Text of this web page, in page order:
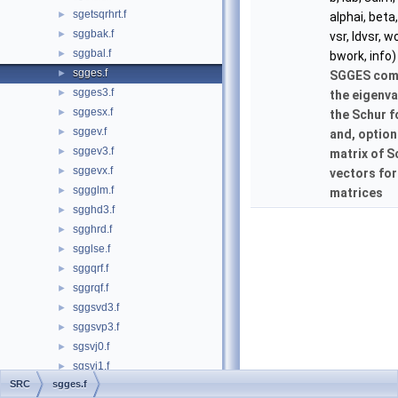
► sgetsqrhrt.f
► sggbak.f
► sggbal.f
► sgges.f
► sgges3.f
► sggesx.f
► sggev.f
► sggev3.f
► sggevx.f
► sggglm.f
► sgghd3.f
► sgghrd.f
► sgglse.f
► sggqrf.f
► sggrqf.f
► sggsvd3.f
► sggsvp3.f
► sgsvj0.f
► sgsvj1.f
► sgtcon.f
alphai,
vsr, ldvsr,
bwork, info)
SGGES
the
the Schur
and,
matrix of
vectors for
matrices
SRC sgges.f